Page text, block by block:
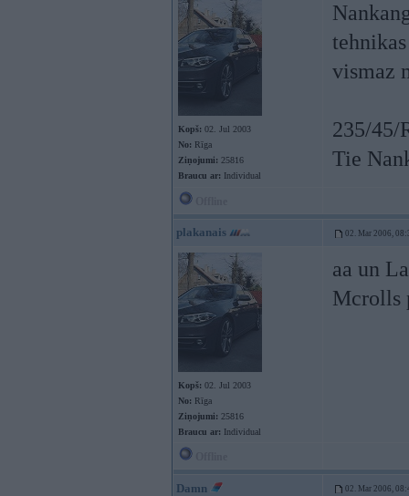
Kopš: 02. Jul 2003
No: Rīga
Ziņojumi: 25816
Braucu ar: Individual
vismaz
235/45/
Tie
plakanais 02. Mar 2006,
Kopš: 02. Jul 2003
No: Rīga
Ziņojumi: 25816
Braucu ar: Individual
aa un
Mcrolls
Damn 02. Mar 2006,